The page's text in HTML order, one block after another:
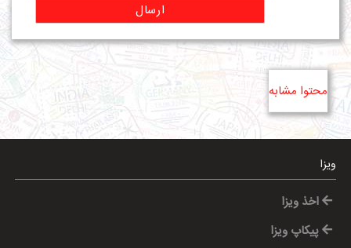
ارسال
محتوا مشابه
ویزا
اخذ ویزا
پیکاپ ویزا